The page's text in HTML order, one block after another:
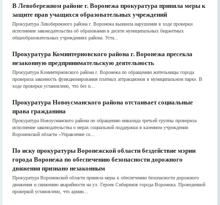
В Левобережном районе г. Воронежа прокуратура приняла меры к
защите прав учащихся образовательных учреждений
Прокуратура Левобережного района г. Воронежа выявила нарушения в ходе проверки
исполнения законодательства об образовании в десяти муниципальных бюджетных
общеобразовательных учреждениях района. Уста...
Прокуратура Коминтерновского района г. Воронежа пресекла
незаконную предпринимательскую деятельность
Прокуратура Коминтерновского района г. Воронежа по обращению жительницы города
проверила законность функционирования платных аттракционов в муниципальном парке. В
ходе проверки установлено, что без п...
Прокуратура Новоусманского района отстаивает социальные
права гражданина
Прокуратура Новоусманского района по обращению инвалида третьей группы проверила
исполнение законодательства о мерах социальной поддержки в казенном учреждении
Воронежской области «Управление со...
По иску прокуратуры Воронежской области бездействие мэрии
города Воронежа по обеспечению безопасности дорожного
движения признано незаконным
Прокуратура Воронежской области приняла меры к обеспечению безопасности дорожного
движения и снижению аварийности на ул. Героев Сибиряков города Воронежа. Проведенной
проверкой установлено, что админ...